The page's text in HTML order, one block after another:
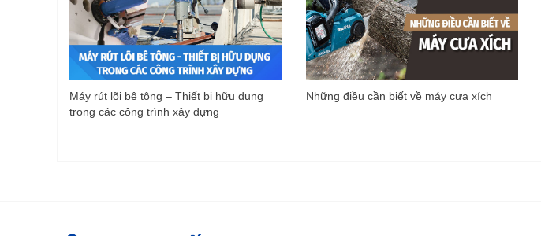
Máy rút lõi bê tông – Thiết bị hữu dụng
trong các công trình xây dựng
Những điều cần biết về máy cưa xích